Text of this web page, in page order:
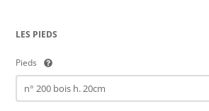
LES PIEDS
Pieds